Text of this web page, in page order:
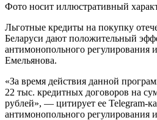
Фото носит иллюстративный
Льготные кредиты на покупку
Беларуси дают положительный
антимонопольного регулирования
Емельянова.
«За время действия данной
22 тыс. кредитных договоров на
рублей», — цитирует ее Telegram-
антимонопольного